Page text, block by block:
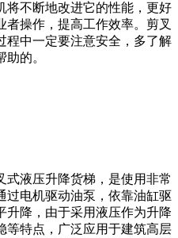
将不断地改进它的性能，更好
操作，提高工作效率。剪叉
程中一定要注意安全，多了解
的。
式液压升降货梯，是使用非常
过电机驱动油泵，依靠油缸驱
升降，由于采用液压作为升降
等特点，广泛应用于建筑高层